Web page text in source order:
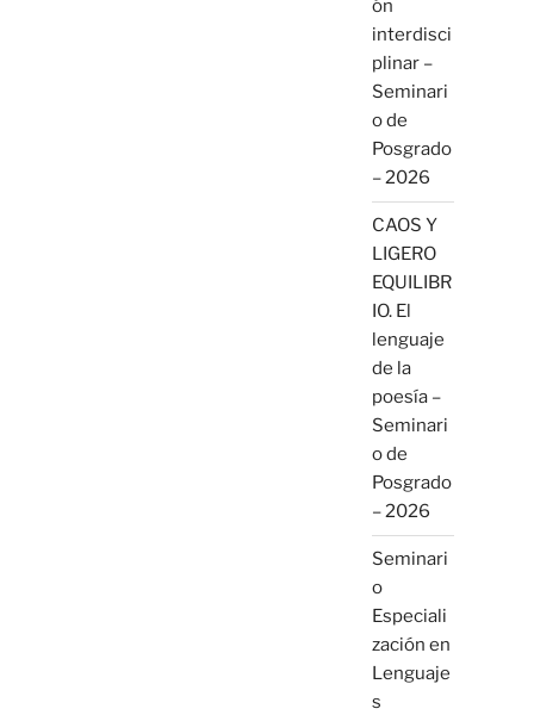
ón
interdisci
plinar –
Seminari
o de
Posgrado
– 2026
CAOS Y
LIGERO
EQUILIBR
IO. El
lenguaje
de la
poesía –
Seminari
o de
Posgrado
– 2026
Seminari
o
Especiali
zación en
Lenguaje
s